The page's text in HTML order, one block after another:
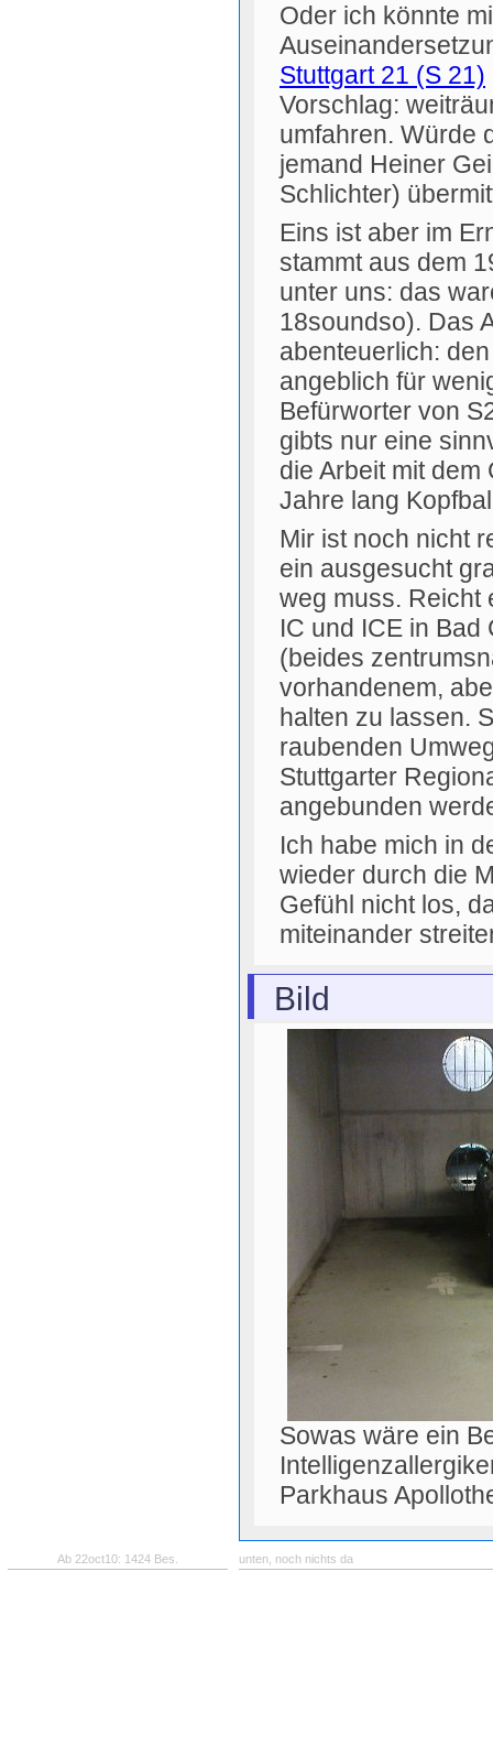
Oder ich könnte
Stuttgart 21 (S 21)
Vorschlag:
umfahren. Würde
jemand Heiner
Schlichter)
Eins ist aber im
stammt aus dem
unter uns: das
18soundso). Das
abenteuerlich:
angeblich für
Befürworter von
gibts nur eine
die Arbeit mit
Jahre lang
Mir ist noch nicht
ein ausgesucht
weg muss. Reicht
IC und ICE in
(beides
vorhandenem,
halten zu lassen.
raubenden
Stuttgarter
angebunden
Ich habe mich in
wieder durch die
Gefühl nicht los,
miteinander
Bild
Sowas wäre ein
Parkhaus
Ab 22oct10: 1424 Bes. unten, noch nichts da